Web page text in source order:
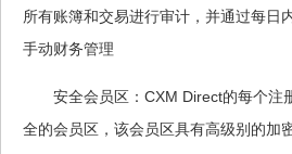
所有账簿和交易进行审计，并通过每日
手动财务管理
安全会员区：CXM Direct的每个注
全的会员区，该会员区具有高级别的加